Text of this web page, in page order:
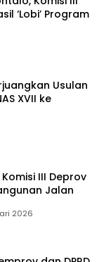
‘Lobi’ Program
Usulan
XVII ke
III Deprov
Jalan
2026